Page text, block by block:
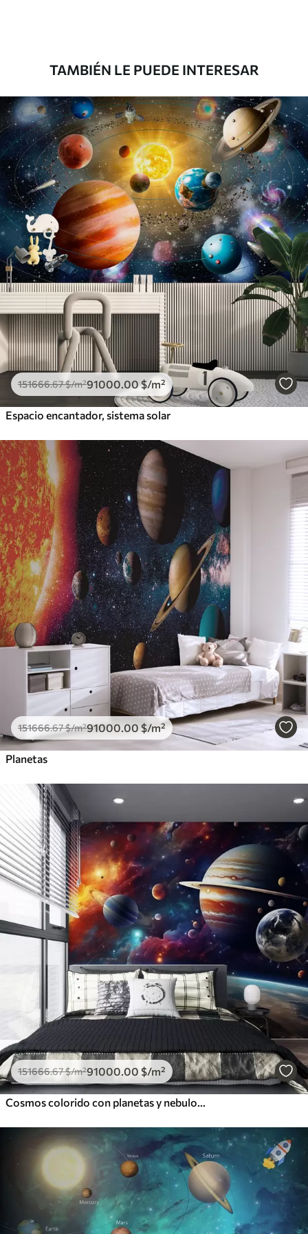
Vinilo Premium
199833.33119900.00$/m²
TAMBIÉN LE PUEDE INTERESAR
151666.67$/m²91000 .00 $/m²
Espacio encantador, sistema solar
151666.67$/m²91000 .00 $/m²
Planetas
151666.67$/m²91000 .00 $/m²